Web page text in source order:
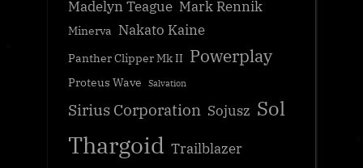
Madelyn Teague Mark Rennik
Minerva Nakato Kaine
Panther Clipper Mk II Powerplay
Proteus Wave Salvation
Sirius Corporation Sojusz Sol
Thargoid Trailblazer